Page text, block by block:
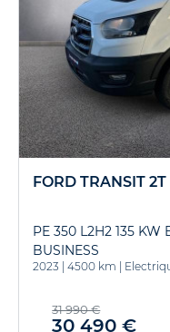
FORD TRANSIT 2T
PE 350 L2H2 135 KW
BUSINESS
2023 4500 km
31 990 €
30 490 €